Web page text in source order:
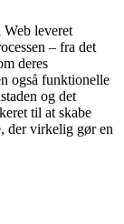
Web leveret
– fra det
deres
også funktionelle
og det
til at skabe
der virkelig gør en